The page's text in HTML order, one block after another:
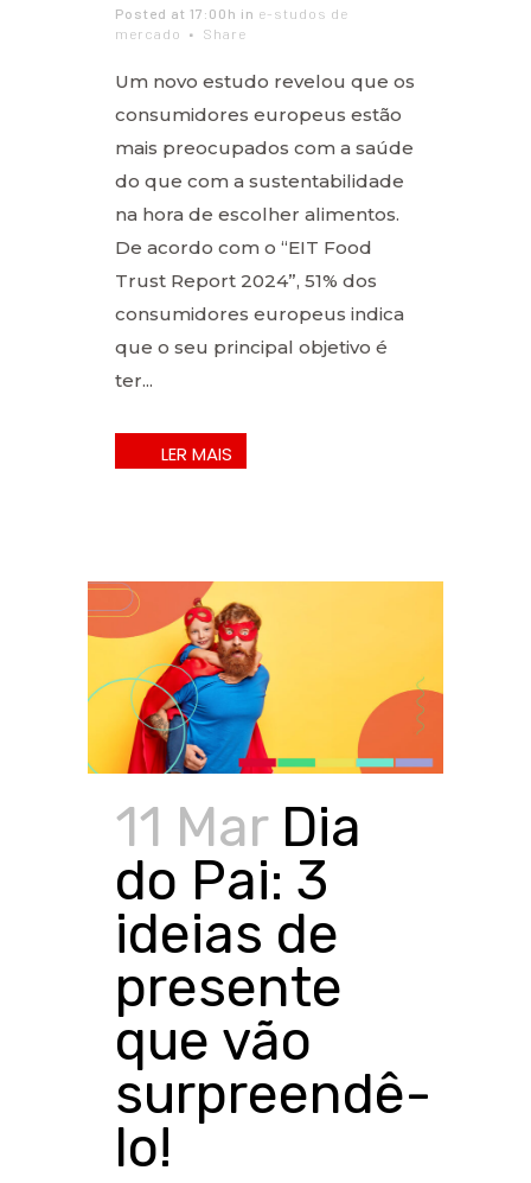
Posted at 17:00h in e-studos de
mercado
Share
Um novo estudo revelou que os
consumidores europeus estão
mais preocupados com a saúde
do que com a sustentabilidade
na hora de escolher alimentos.
De acordo com o “EIT Food
Trust Report 2024”, 51% dos
consumidores europeus indica
que o seu principal objetivo é
ter...
11 Mar Dia
do Pai: 3
ideias de
presente
que vão
surpreendê-
lo!